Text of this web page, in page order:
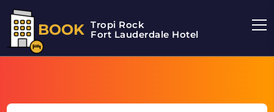
BOOK Tropi Rock
Fort Lauderdale Hotel